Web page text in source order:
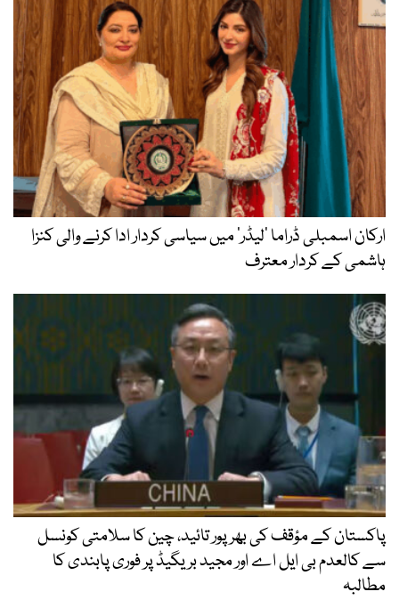
ارکان اسمبلی ڈراما ’لیڈر‘ میں سیاسی کردار ادا کرنے والی کنزا
ہاشمی کے کردار معترف
پاکستان کے مؤقف کی بھرپور تائید، چین کا سلامتی کونسل
سے کالعدم بی ایل اے اور مجید بریگیڈ پر فوری پابندی کا
مطالبہ